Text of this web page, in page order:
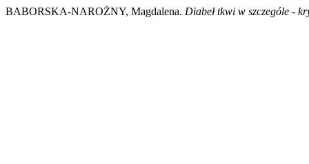
BABORSKA-NAROŻNY, Magdalena. Diabeł tkwi w szczególe -